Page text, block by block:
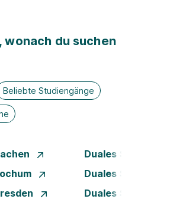
wonach du suchen
Beliebte Studiengänge
Duales Studium
Duales Studium
Duales Studium